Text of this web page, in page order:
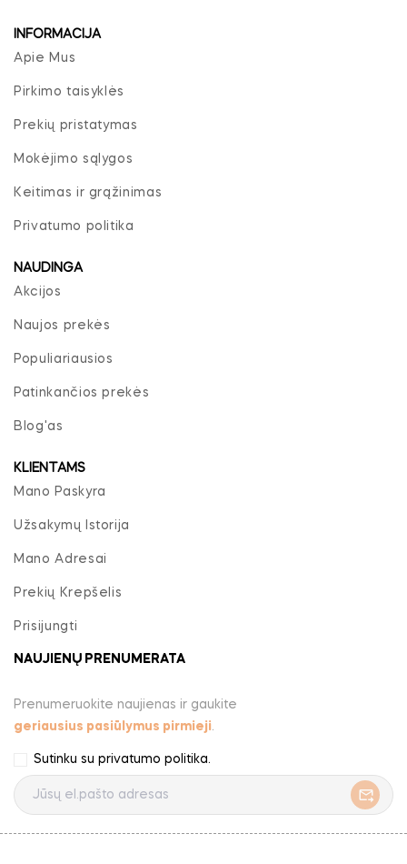
INFORMACIJA
Apie Mus
Pirkimo taisyklės
Prekių pristatymas
Mokėjimo sąlygos
Keitimas ir grąžinimas
Privatumo politika
NAUDINGA
Akcijos
Naujos prekės
Populiariausios
Patinkančios prekės
Blog'as
KLIENTAMS
Mano Paskyra
Užsakymų Istorija
Mano Adresai
Prekių Krepšelis
Prisijungti
NAUJIENŲ PRENUMERATA
Prenumeruokite naujienas ir gaukite
geriausius pasiūlymus pirmieji.
Sutinku su privatumo politika.